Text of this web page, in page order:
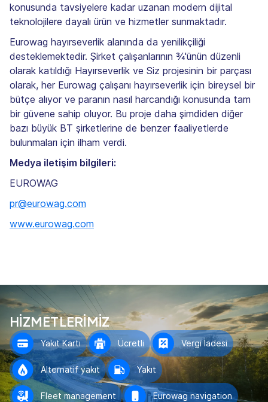
konusunda tavsiyelere kadar uzanan modern dijital
teknolojilere dayalı ürün ve hizmetler sunmaktadır.
Eurowag hayırseverlik alanında da yenilikçiliği
desteklemektedir. Şirket çalışanlarının ¾'ünün düzenli
olarak katıldığı Hayırseverlik ve Siz projesinin bir parçası
olarak, her Eurowag çalışanı hayırseverlik için bireysel bir
bütçe alıyor ve paranın nasıl harcandığı konusunda tam
bir güvene sahip oluyor. Bu proje daha şimdiden diğer
bazı büyük BT şirketlerine de benzer faaliyetlerde
bulunmaları için ilham verdi.
Medya iletişim bilgileri:
EUROWAG
pr@eurowag.com
www.eurowag.com
HİZMETLERİMİZ
Yakıt Kartı Ücretli Vergi İadesi
Alternatif yakıt Yakıt
Fleet management Eurowag navigation